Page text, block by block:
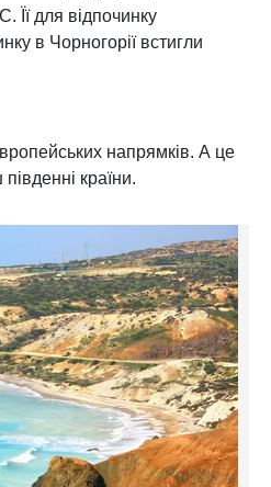
Її для відпочинку
в Чорногорії встигли
напрямків. А це
країни.